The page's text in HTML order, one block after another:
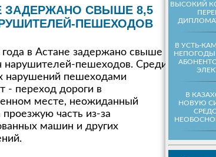
ВЫСОКИЙ
В УСТЬ-
НЕПОГОДЫ
В
НОВУЮ
ЗАДЕРЖАНО СВЫШЕ 8,5
ПЕШЕХОДОВ
года в Астане задержано свыше
нарушителей-пешеходов. Среди
нарушений пешеходами
- переход дороги в
месте, неожиданный
часть из-за
машин и других